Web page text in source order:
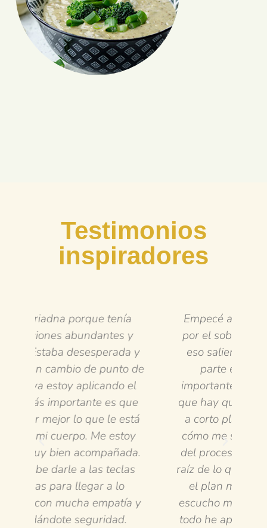
Testimonios
inspiradores
Empecé a trabajar con Ariadna
por el sobrepeso, pero a raíz de
eso salieron otros temas de la
parte emocional. Lo más
importante que he aprendido es
que hay que marcar los objetivos
a corto plazo, poner atención a
cómo me siento y que a lo largo
del proceso hay altibajos. Pero a
raíz de lo que hemos trabajado en
el plan me siento más fuerte,
escucho mejor mi cuerpo y sobre
todo he aprendido a ponerme yo